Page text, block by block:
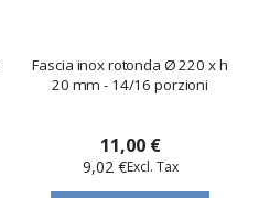
Fascia inox rotonda Ø 220 x h
20 mm - 14/16 porzioni
11,00 €
9,02 €